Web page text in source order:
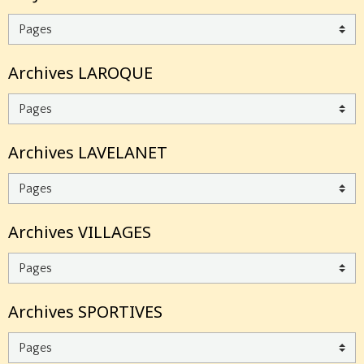
Archives LAROQUE
Archives LAVELANET
Archives VILLAGES
Archives SPORTIVES